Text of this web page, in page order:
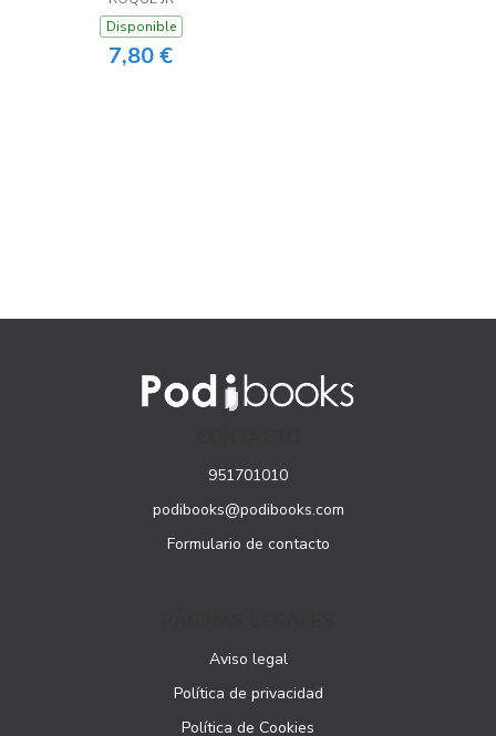
19
Disponible
7,80 €
951701010
podibooks@podibooks.com
Formulario de contacto
Aviso legal
Política de privacidad
Política de Cookies